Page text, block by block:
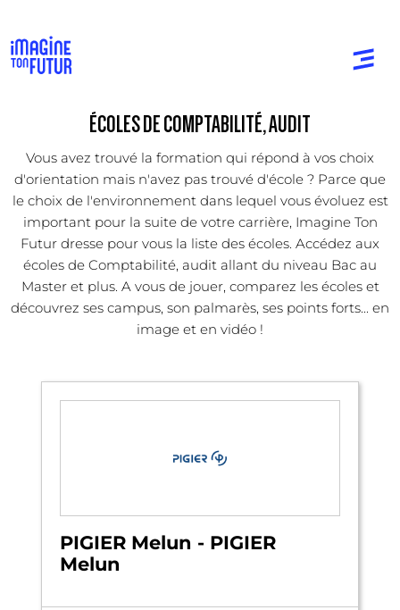
ÉCOLES DE COMPTABILITÉ, AUDIT
Vous avez trouvé la formation qui répond à vos choix
d'orientation mais n'avez pas trouvé d'école ? Parce que
le choix de l'environnement dans lequel vous évoluez est
important pour la suite de votre carrière, Imagine Ton
Futur dresse pour vous la liste des écoles. Accédez aux
écoles de Comptabilité, audit allant du niveau Bac au
Master et plus. A vous de jouer, comparez les écoles et
découvrez ses campus, son palmarès, ses points forts... en
image et en vidéo !
PIGIER Melun - PIGIER
Melun